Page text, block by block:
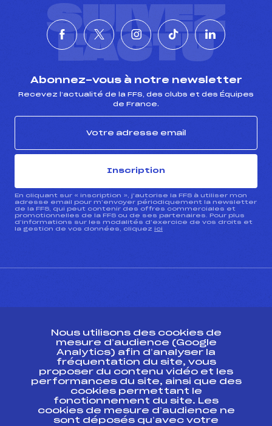
SUIVEZ
L'ACTU
Abonnez-vous à notre newsletter
Recevez l’actualité de la FFS, des clubs et des Équipes
de France.
Inscription
En cliquant sur « inscription », j’autorise la FFS à utiliser mon
adresse email pour m’envoyer périodiquement la newsletter
de la FFS, qui peut contenir des offres commerciales et
promotionnelles de la FFS ou de ses partenaires. Pour plus
d’informations sur les modalités d’exercice de vos droits et
la gestion de vos données, cliquez ici
Ressources
Pass’Neige
Projet sportif fédéral
Projet de performance fédéral
Antidopage
Nous utilisons des cookies de
mesure d’audience (Google
Analytics) afin d’analyser la
fréquentation du site, vous
proposer du contenu vidéo et les
performances du site, ainsi que des
cookies permettant le
fonctionnement du site. Les
cookies de mesure d’audience ne
sont déposés qu’avec votre